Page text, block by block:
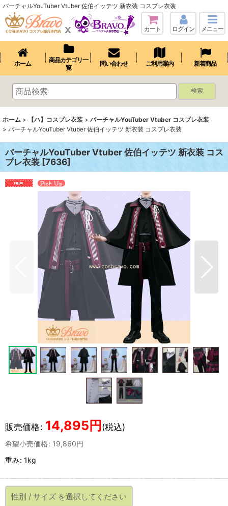
バーチャルYouTuber Vtuber 佐伯イッテツ 新衣装 コスプレ衣装
カート ログイン メニュー
ホーム
商品カテゴリ一
覧
問い合わせ ご利用案内 新着商品
検索
ホーム > 【ハ】コスプレ衣装 > バーチャルYouTuber Vtuber コスプレ衣装
> バーチャルYouTuber Vtuber 佐伯イッテツ 新衣装 コスプレ衣装
バーチャルYouTuber Vtuber 佐伯イッテツ 新衣装 コス
プレ衣装 [7636]
販売価格: 14,895 円 (税込)
希望小売価格: 19,860円
重み: 1kg
性別 / サイズ を選択してください